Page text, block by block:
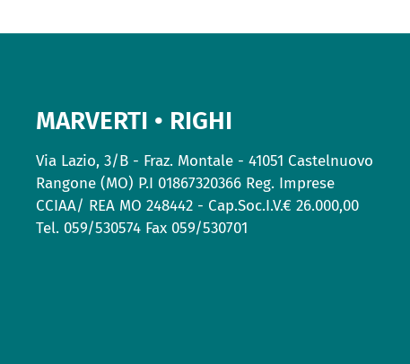
MARVERTI • RIGHI
Via Lazio, 3/B - Fraz. Montale - 41051 Castelnuovo
Rangone (MO) P.I 01867320366 Reg. Imprese
CCIAA/ REA MO 248442 - Cap.Soc.I.V.€ 26.000,00
Tel. 059/530574 Fax 059/530701